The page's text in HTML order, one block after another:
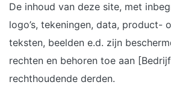
De inhoud van deze site, met
logo’s, tekeningen, data, product-
teksten, beelden e.d. zijn
rechten en behoren toe aan
rechthoudende derden.